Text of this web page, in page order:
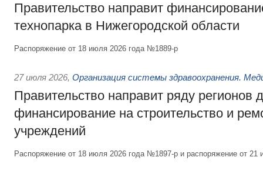
Правительство направит
технопарка в Нижегородской области
Распоряжение от 18 июля 2026 года №1889-р
27 июля 2026, Организация системы здравоохранения.
Правительство направит ряду регионов
финансирование на строительство и
учреждений
Распоряжение от 18 июля 2026 года №1897-р и распоряжение от